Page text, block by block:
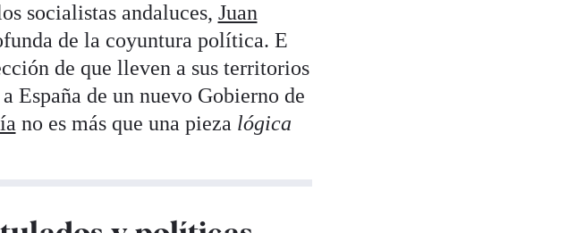
socialistas andaluces, Juan
de la coyuntura política. E
de que lleven a sus territorios
España de un nuevo Gobierno de
no es más que una pieza lógica